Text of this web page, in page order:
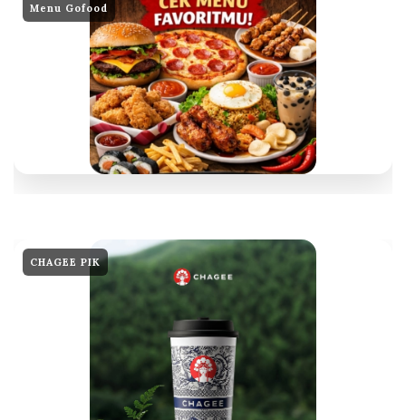
Menu Gofood
CHAGEE PIK